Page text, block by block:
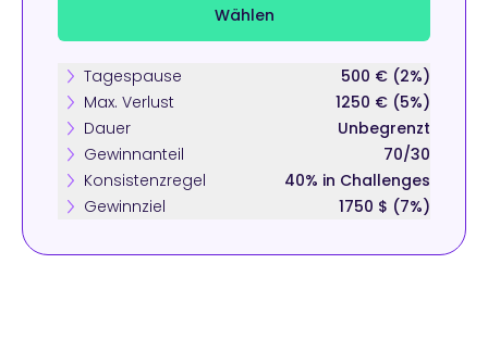
Wählen
Tagespause
500 € (2%)
Max. Verlust
1250 € (5%)
Dauer
Unbegrenzt
Gewinnanteil
70/30
Konsistenzregel
40% in Challenges
Gewinnziel
1750 $ (7%)